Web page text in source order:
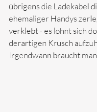
übrigens die Ladekabel
ehemaliger Handys
verklebt - es lohnt sich
derartigen Krusch
Irgendwann braucht